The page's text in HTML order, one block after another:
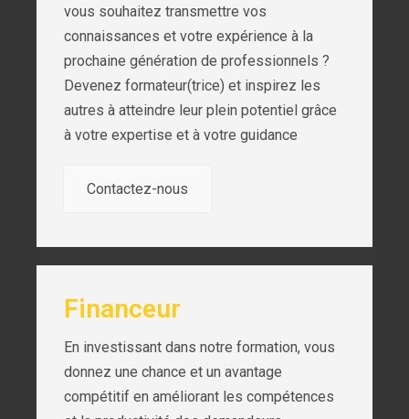
vous souhaitez transmettre vos
connaissances et votre expérience à la
prochaine génération de professionnels ?
Devenez formateur(trice) et inspirez les
autres à atteindre leur plein potentiel grâce
à votre expertise et à votre guidance
Contactez-nous
Financeur
En investissant dans notre formation, vous
donnez une chance et un avantage
compétitif en améliorant les compétences